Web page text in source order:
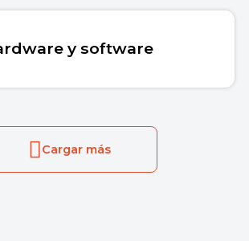
y software
Cargar más